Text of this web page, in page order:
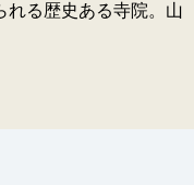
れる歴史ある寺院。山